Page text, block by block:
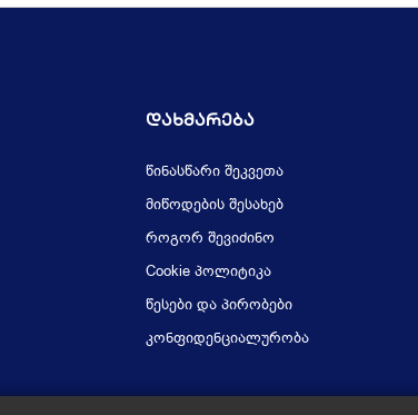
Დახმარება
წინასწარი შეკვეთა
მიწოდების შესახებ
როგორ შევიძინო
Cookie პოლიტიკა
წესები და პირობები
კონფიდენციალურობა